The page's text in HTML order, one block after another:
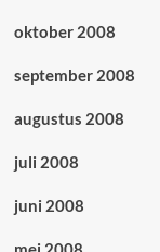
oktober 2008
september 2008
augustus 2008
juli 2008
juni 2008